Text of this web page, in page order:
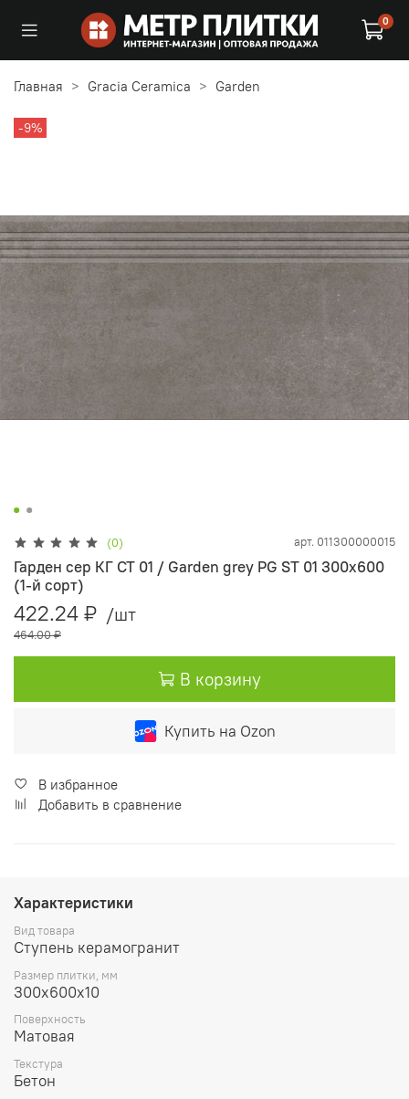
0
Главная Gracia Ceramica Garden
-9%
(0) арт. 011300000015
Гарден сер КГ СТ 01 / Garden grey PG ST 01 300х600
(1-й сорт)
422.24 ₽ /шт
464.00 ₽
В корзину
Купить на Ozon
В избранное
Добавить в сравнение
Характеристики
Вид товара
Ступень керамогранит
Размер плитки, мм
300х600х10
Поверхность
Матовая
Текстура
Бетон